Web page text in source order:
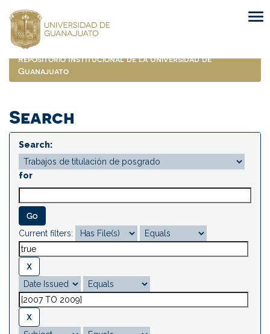
navigation
Repositorio Institucional de la Universidad de
Guanajuato
Search
Search:
for
Current filters: